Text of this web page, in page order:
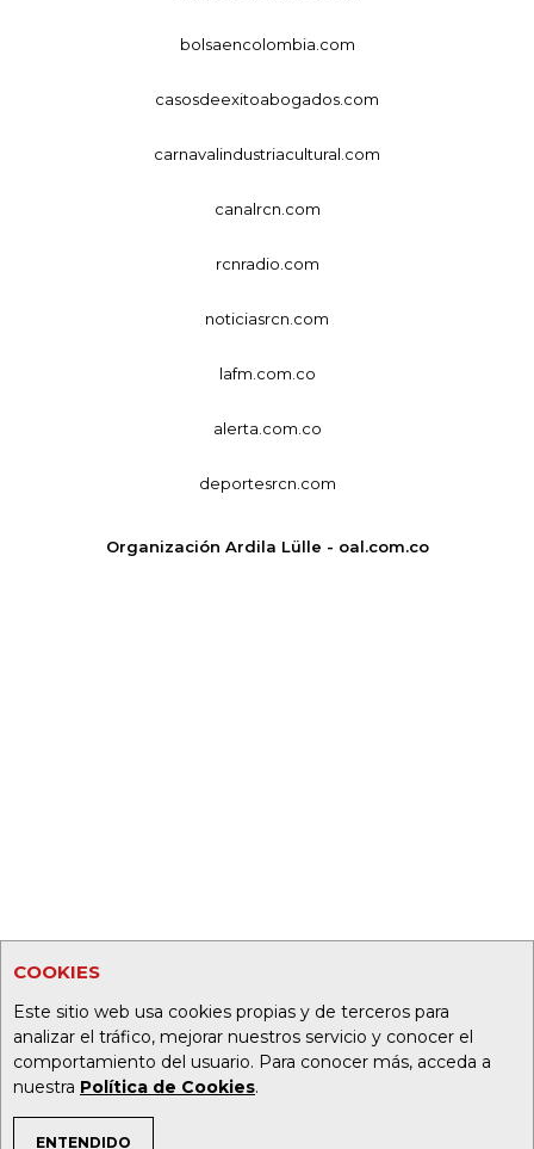
COOKIES
Este sitio web usa cookies propias y de terceros para
analizar el tráfico, mejorar nuestros servicio y conocer el
comportamiento del usuario. Para conocer más, acceda a
nuestra Política de Cookies.
ENTENDIDO
bolsaencolombia.com
casosdeexitoabogados.com
carnavalindustriacultural.com
canalrcn.com
rcnradio.com
noticiasrcn.com
lafm.com.co
alerta.com.co
deportesrcn.com
Organización Ardila Lülle - oal.com.co